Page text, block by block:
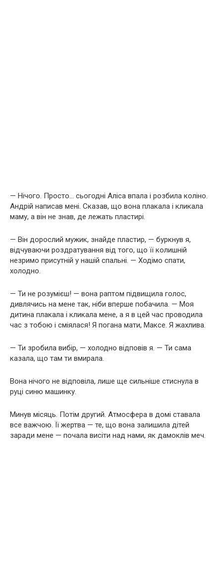
— Нічого. Просто… сьогодні Аліса впала і розбила коліно.
Андрій написав мені. Сказав, що вона плакала і кликала
маму, а він не знав, де лежать пластирі.
— Він дорослий мужик, знайде пластир, — буркнув я,
відчуваючи роздратування від того, що її колишній
незримо присутній у нашій спальні. — Ходімо спати,
холодно.
— Ти не розумієш! — вона раптом підвищила голос,
дивлячись на мене так, ніби вперше побачила. — Моя
дитина плакала і кликала мене, а я в цей час проводила
час з тобою і сміялася! Я погана мати, Максе. Я жахлива.
— Ти зробила вибір, — холодно відповів я. — Ти сама
казала, що там ти вмирала.
Вона нічого не відповіла, лише ще сильніше стиснула в
руці синю машинку.
Минув місяць. Потім другий. Атмосфера в домі ставала
все важчою. Її жертва — те, що вона залишила дітей
заради мене — почала висіти над нами, як дамоклів меч.